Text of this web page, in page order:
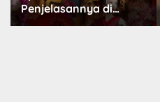
Jepang: Meresapi
Tradisi Lezat